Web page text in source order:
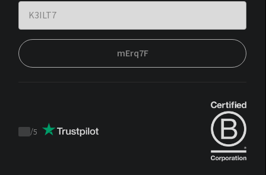
mErq7F
Trustpilot
/5